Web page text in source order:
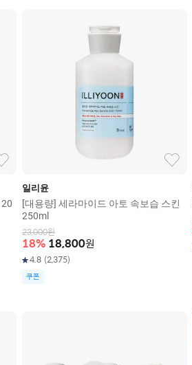
일리윤
[대용량] 세라마이드 아토 속보습 스킨
250ml
23,000원
18% 18,800원
4.8 (2,375)
쿠폰